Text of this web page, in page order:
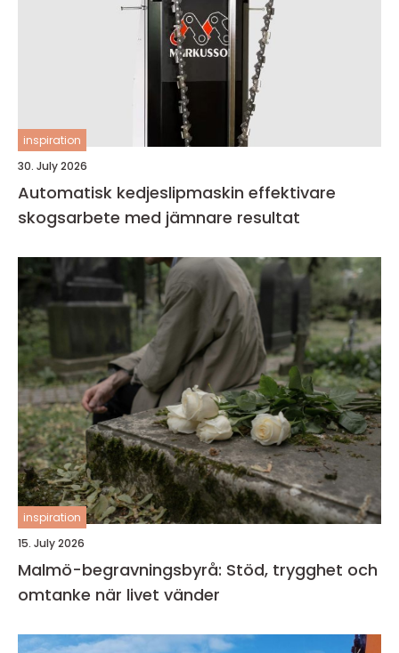
inspiration
30. July 2026
Automatisk kedjeslipmaskin effektivare
skogsarbete med jämnare resultat
inspiration
15. July 2026
Malmö-begravningsbyrå: Stöd, trygghet och
omtanke när livet vänder